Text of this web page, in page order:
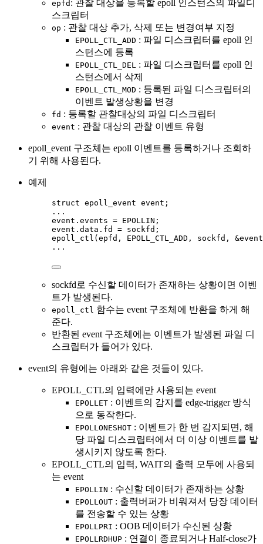
epfd : 관찰 대상을 등록할 epoll 인스턴스의 파일디
스크립터
op : 관찰 대상 추가, 삭제 또는 변경여부 지정
EPOLL_CTL_ADD : 파일 디스크립터를 epoll 인
스턴스에 등록
EPOLL_CTL_DEL
: 파일 디스크립터를 epoll 인
스턴스에서 삭제
EPOLL_CTL_MOD : 등록된 파일 디스크립터의
이벤트 발생상황을 변경
fd : 등록할 관찰대상의 파일 디스크립터
event : 관찰 대상의 관찰 이벤트 유형
epoll_event 구조체는 epoll 이벤트를 등록하거나 조회하
기 위해 사용된다.
예제
struct epoll_event event;
...
event.events = EPOLLIN;
event.data.fd = sockfd;
epoll_ctl (epfd, EPOLL_CTL_ADD, sockfd, &event
...
sockfd로 수신할 데이터가 존재하는 상황이면 이벤
트가 발생된다.
epoll_ctl 함수는 event 구조체에 반환을 하게 해
준다.
반환된 event 구조체에는 이벤트가 발생된 파일 디
스크립터가 들어가 있다.
event의 유형에는 아래와 같은 것들이 있다.
EPOLL_CTL의 입력에만 사용되는 event
EPOLLET : 이벤트의 감지를 edge-trigger 방식
으로 동작한다.
EPOLLONESHOT : 이벤트가 한 번 감지되면, 해
당 파일 디스크립터에서 더 이상 이벤트를 발
생시키지 않도록 한다.
EPOLL_CTL의 입력, WAIT의 출력 모두에 사용되
는 event
EPOLLIN : 수신할 데이터가 존재하는 상황
EPOLLOUT : 출력버퍼가 비워져서 당장 데이터
를 전송할 수 있는 상황
EPOLLPRI : OOB 데이터가 수신된 상황
EPOLLRDHUP : 연결이 종료되거나 Half-close가